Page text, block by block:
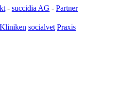
- succidia AG - Partner
socialvet Praxis